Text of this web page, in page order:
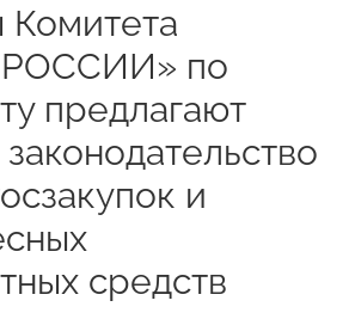
Комитета
по
предлагают
и
средств